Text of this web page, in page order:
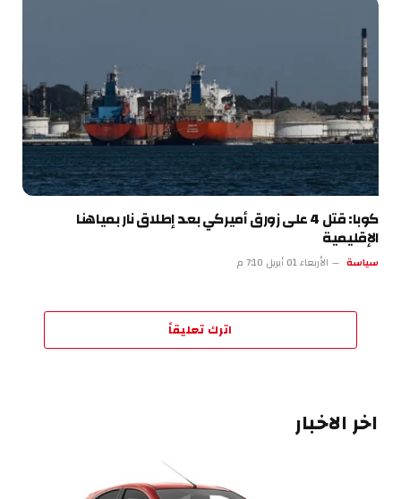
كوبا: قتل 4 على زورق أميركي بعد إطلاق نار بمياهنا
الإقليمية
سياسة الأربعاء 01 أبريل 7:10 م
اترك تعليقاً
اخر الاخبار